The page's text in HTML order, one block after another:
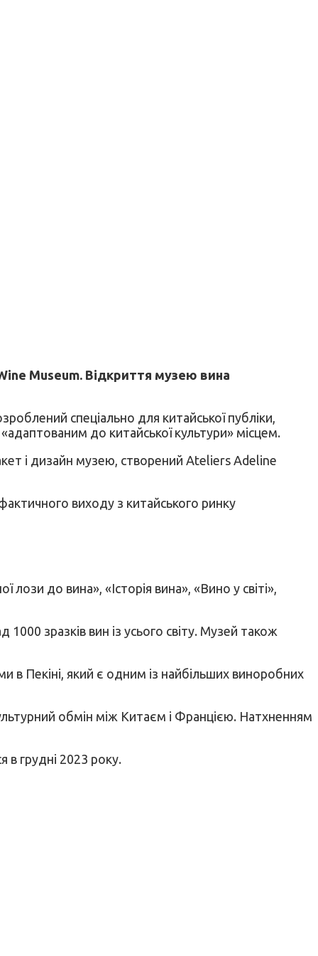
Museum. Відкриття музею вина
спеціально для китайської публіки,
до китайської культури» місцем.
і дизайн музею, створений Ateliers Adeline
виходу з китайського ринку
до вина», «Історія вина», «Вино у світі»,
зразків вин із усього світу. Музей також
в Пекіні, який є одним із найбільших виноробних
обмін між Китаєм і Францією. Натхненням
в грудні 2023 року.